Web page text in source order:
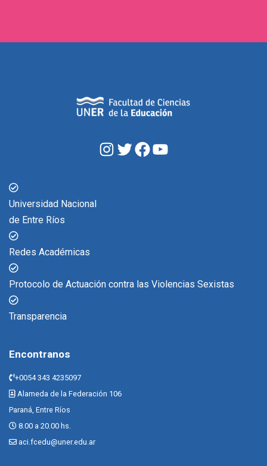
Universidad Nacional
de Entre Ríos
Redes Académicas
Protocolo de Actuación contra las Violencias Sexistas
Transparencia
Encontranos
+0054 343 4235097
Alameda de la Federación 106
Paraná, Entre Ríos
8.00 a 20.00 hs.
aci.fcedu@uner.edu.ar